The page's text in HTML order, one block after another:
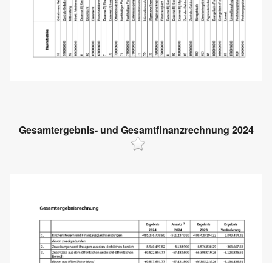
Gesamtergebnis- und Gesamtfinanzrechnung 2024